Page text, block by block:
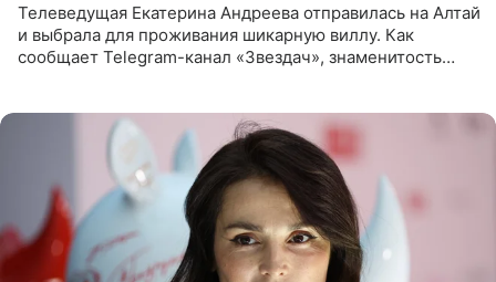
Телеведущая Екатерина Андреева отправилась на Алтай
и выбрала для проживания шикарную виллу. Как
сообщает Telegram-канал «Звездач», знаменитость